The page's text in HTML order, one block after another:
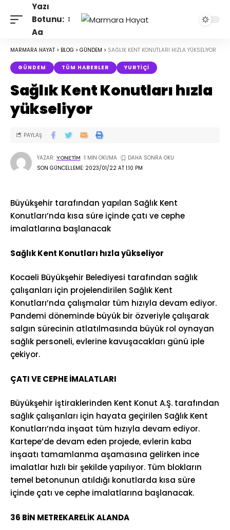
Yazı
Botunu:
Aa
MARMARA HAYAT > BLOG > GÜNDEM > SAĞLIK KENT KONUTLARI HIZLA YÜKSELIYOR
GÜNDEM TÜM HABERLER YURTIÇI
Sağlık Kent Konutları hızla
yükseliyor
SON GÜNCELLEME: 2023/01/22 AT 1:10 PM
YAZAR: YONETIM 1 MIN OKUMA
PAYLAŞ
Büyükşehir tarafından yapılan Sağlık Kent
Konutları’nda kısa süre içinde çatı ve cephe
imalatlarına başlanacak
Sağlık Kent Konutları hızla yükseliyor
Kocaeli Büyükşehir Belediyesi tarafından sağlık
çalışanları için projelendirilen Sağlık Kent
Konutları’nda çalışmalar tüm hızıyla devam ediyor.
Pandemi döneminde büyük bir özveriyle çalışarak
salgın sürecinin atlatılmasında büyük rol oynayan
sağlık personeli, evlerine kavuşacakları günü iple
çekiyor.
ÇATI VE CEPHE İMALATLARI
Büyükşehir iştiraklerinden Kent Konut A.Ş. tarafından
sağlık çalışanları için hayata geçirilen Sağlık Kent
Konutları’nda inşaat tüm hızıyla devam ediyor.
Kartepe’de devam eden projede, evlerin kaba
inşaatı tamamlanma aşamasına gelirken ince
imalatlar hızlı bir şekilde yapılıyor. Tüm blokların
temel betonunun atıldığı konutlarda kısa süre
içinde çatı ve cephe imalatlarına başlanacak.
36 BİN METREKARELİK ALANDA